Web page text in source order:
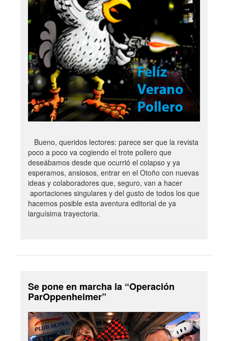
Bueno, queridos lectores: parece ser que la revista
poco a poco va cogiendo el trote pollero que
deseábamos desde que ocurrió el colapso y ya
esperamos, ansiosos, entrar en el Otoño con nuevas
ideas y colaboradores que, seguro, van a hacer
aportaciones singulares y del gusto de todos los que
hacemos posible esta aventura editorial de ya
larguísima trayectoria.
Se pone en marcha la “Operación
ParOppenheimer”